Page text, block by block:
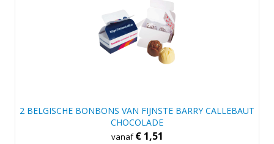
2 BELGISCHE BONBONS VAN FIJNSTE BARRY CALLEBAUT
CHOCOLADE
vanaf€ 1,51